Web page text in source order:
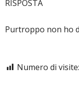
RISPOSTA
Purtroppo non ho
Numero di visite: